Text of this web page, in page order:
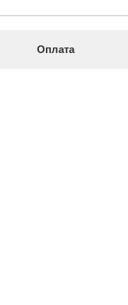
Оплата